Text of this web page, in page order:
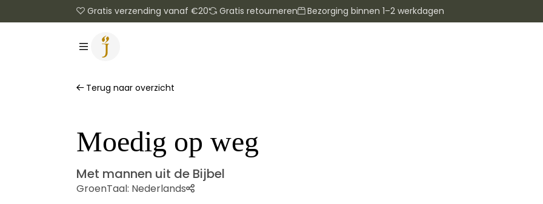
Gratis verzending vanaf €20 Gratis retourneren Bezorging binnen 1–2 werkdagen
Terug naar overzicht
Moedig op weg
Met mannen uit de Bijbel
GroenTaal: Nederlands